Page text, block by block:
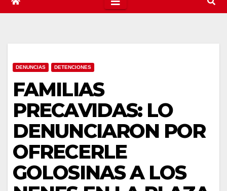
DENUNCIAS DETENCIONES
FAMILIAS
PRECAVIDAS: LO
DENUNCIARON POR
OFRECERLE
GOLOSINAS A LOS